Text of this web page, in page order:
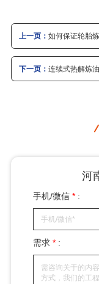
上一页： 如何保证轮胎
下一页： 连续式热解炼
河
手机/微信* :
需求* :